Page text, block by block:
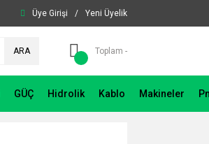
Üye Girişi / Yeni Üyelik
ARA Toplam -
GÜÇ Hidrolik Kablo Makineler